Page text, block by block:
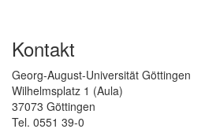
Kontakt
Georg-August-Universität Göttingen
Wilhelmsplatz 1 (Aula)
37073 Göttingen
Tel. 0551 39-0